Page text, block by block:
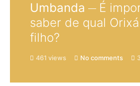
Umbanda
É
saber de qual
filho?
461 views No comments